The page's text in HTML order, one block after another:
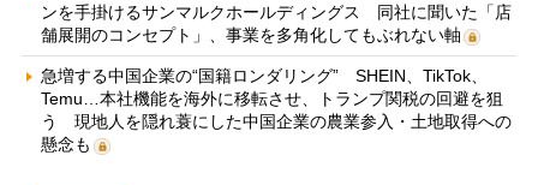
ンを手掛けるサンマルクホールディングス 同社に聞いた「店
舗展開のコンセプト」、事業を多角化してもぶれない軸
急増する中国企業の“国籍ロンダリング” SHEIN、TikTok、
Temu…本社機能を海外に移転させ、トランプ関税の回避を狙
う 現地人を隠れ蓑にした中国企業の農業参入・土地取得への
懸念も